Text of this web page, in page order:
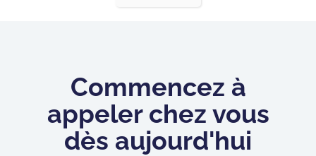
Commencez à
appeler chez vous
dès aujourd'hui